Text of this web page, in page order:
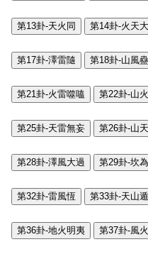
第13卦-天火同 第14卦-火天
第17卦-澤雷隨 第18卦-山風蠱
第21卦-火雷噬嗑 第22卦-山
第25卦-天雷無妄 第26卦-山
第28卦-澤風大過 第29卦-坎
第32卦-雷風恆 第33卦-天山遁
第36卦-地火明夷 第37卦-風